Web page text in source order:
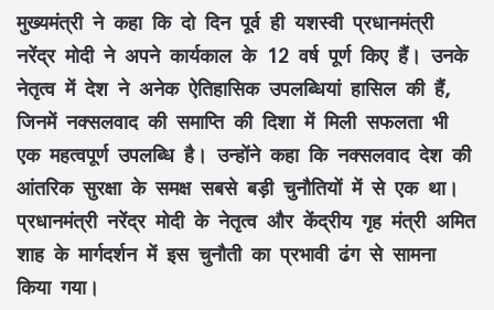
मुख्यमंत्री ने कहा कि दो दिन पूर्व ही यशस्वी प्रधानमंत्री
नरेंद्र मोदीने अपने कार्यकाल के 12 वर्ष पूर्णकिए हैं। उनके
नेतृत्व में देश ने अनेक ऐतिहासिक उपलब्धियां हासिल की हैं,
जिनमेंनक्सलवाद की समाप्तिकी दिशा में मिली सफलता भी
एक महत्वपूर्ण उपलब्धि है। उन्होंने कहा कि नक्सलवाद देश की
आंतरिक सुरक्षाके समक्ष सबसे बड़ी चुनौतियों में से एक था।
प्रधानमंत्रीनरेंद्र मोदीके नेतृत्व और केंद्रीय गृह मंत्री अमित
शाहके मार्गदर्शन में इस चुनौती का प्रभावी ढंग से सामना
किया गया।